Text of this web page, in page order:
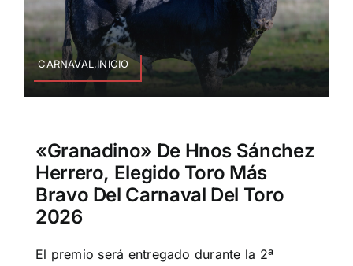
CARNAVAL,INICIO
«Granadino» De Hnos Sánchez
Herrero, Elegido Toro Más
Bravo Del Carnaval Del Toro
2026
El premio será entregado durante la 2ª